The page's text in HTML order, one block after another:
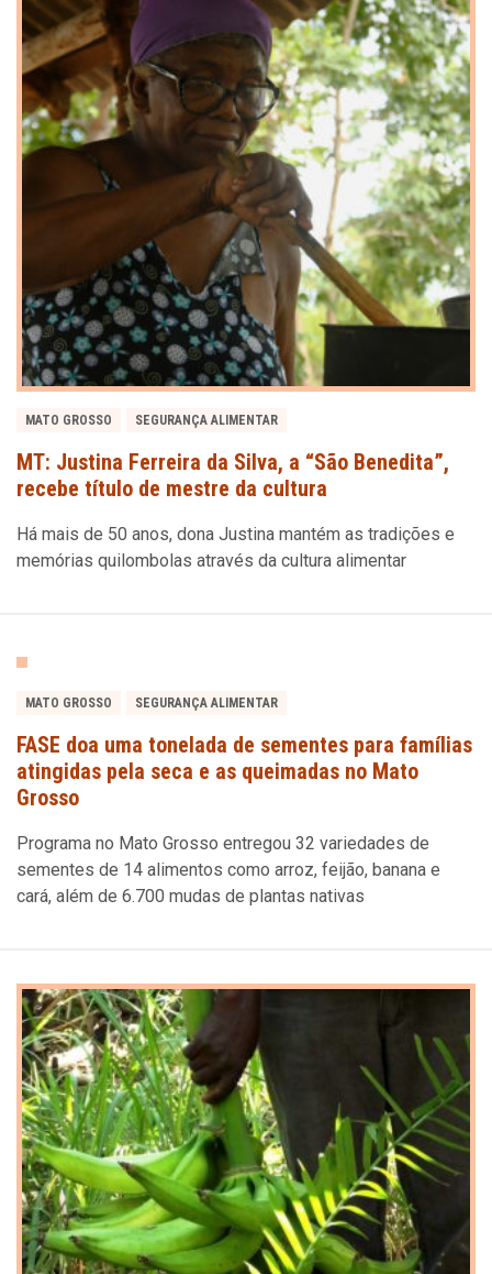
MATO GROSSO SEGURANÇA ALIMENTAR
MT: Justina Ferreira da Silva, a “São Benedita”,
recebe título de mestre da cultura
Há mais de 50 anos, dona Justina mantém as tradições e
memórias quilombolas através da cultura alimentar
MATO GROSSO SEGURANÇA ALIMENTAR
FASE doa uma tonelada de sementes para famílias
atingidas pela seca e as queimadas no Mato
Grosso
Programa no Mato Grosso entregou 32 variedades de
sementes de 14 alimentos como arroz, feijão, banana e
cará, além de 6.700 mudas de plantas nativas